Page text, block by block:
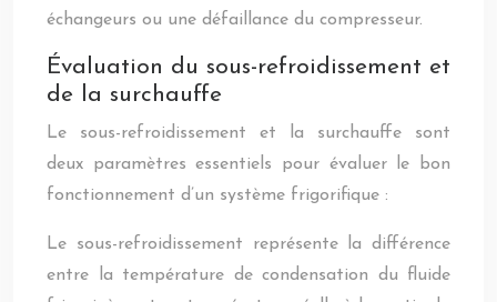
échangeurs ou une défaillance du compresseur.
Évaluation du sous-refroidissement et
de la surchauffe
Le sous-refroidissement et la surchauffe sont
deux paramètres essentiels pour évaluer le bon
fonctionnement d’un système frigorifique :
Le sous-refroidissement représente la différence
entre la température de condensation du fluide